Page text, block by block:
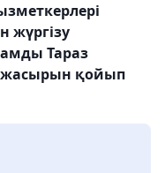
жүргізу
Тараз
жасырын қойып